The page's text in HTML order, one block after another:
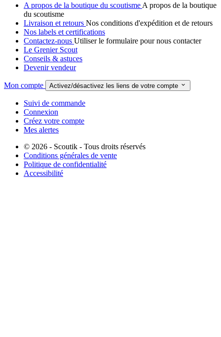
A propos de la boutique du scoutisme A propos de la boutique
du scoutisme
Livraison et retours Nos conditions d'expédition et de retours
Nos labels et certifications
Contactez-nous Utiliser le formulaire pour nous contacter
Le Grenier Scout
Conseils & astuces
Devenir vendeur
Mon compte Activez/désactivez les liens de votre compte 
Suivi de commande
Connexion
Créez votre compte
Mes alertes
© 2026 - Scoutik - Tous droits réservés
Conditions générales de vente
Politique de confidentialité
Accessibilité